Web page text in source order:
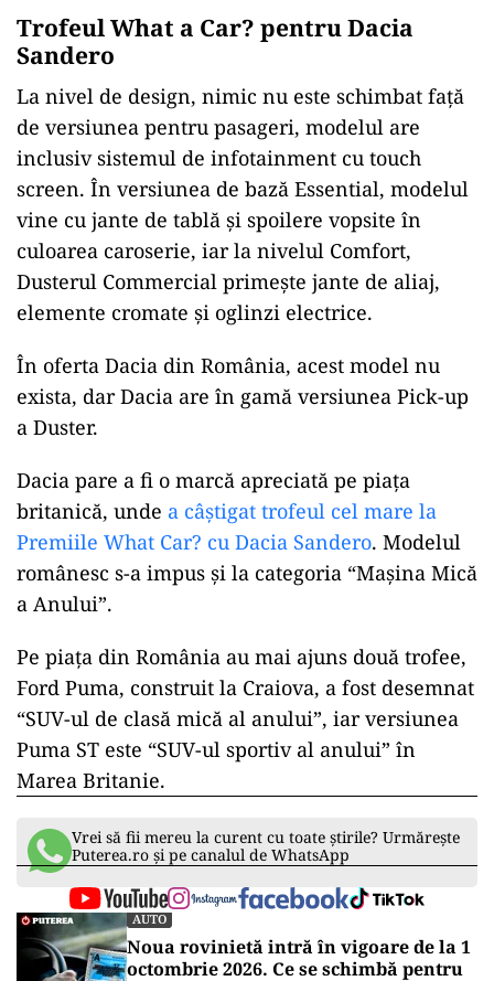
Trofeul What a Car? pentru Dacia
Sandero
La nivel de design, nimic nu este schimbat față
de versiunea pentru pasageri, modelul are
inclusiv sistemul de infotainment cu touch
screen. În versiunea de bază Essential, modelul
vine cu jante de tablă și spoilere vopsite în
culoarea caroserie, iar la nivelul Comfort,
Dusterul Commercial primește jante de aliaj,
elemente cromate și oglinzi electrice.
În oferta Dacia din România, acest model nu
exista, dar Dacia are în gamă versiunea Pick-up
a Duster.
Dacia pare a fi o marcă apreciată pe piața
britanică, unde a câștigat trofeul cel mare la
Premiile What Car? cu Dacia Sandero. Modelul
românesc s-a impus și la categoria “Mașina Mică
a Anului”.
Pe piața din România au mai ajuns două trofee,
Ford Puma, construit la Craiova, a fost desemnat
“SUV-ul de clasă mică al anului”, iar versiunea
Puma ST este “SUV-ul sportiv al anului” în
Marea Britanie.
Vrei să fii mereu la curent cu toate știrile? Urmărește
Puterea.ro și pe canalul de WhatsApp
AUTO
Noua rovinietă intră în vigoare de la 1
octombrie 2026. Ce se schimbă pentru